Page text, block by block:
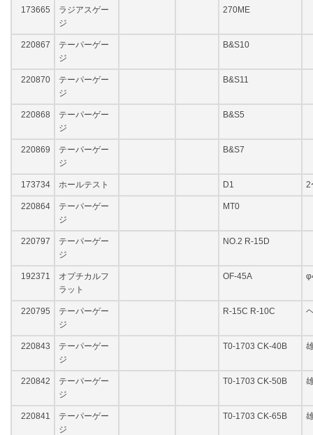
173665
ラジアスゲー
ジ
270ME
220867
テーパーゲー
ジ
B&S10
220870
テーパーゲー
ジ
B&S11
220868
テーパーゲー
ジ
B&S5
220869
テーパーゲー
ジ
B&S7
173734 ホールテスト D1 2
220864
テーパーゲー
ジ
MT0
220797
テーパーゲー
ジ
NO.2 R-15D
192371
オプチカルフ
ラット
OF-45A
220795
テーパーゲー
ジ
R-15C R-10C
220843
テーパーゲー
ジ
T0-1703 CK-40B
220842
テーパーゲー
ジ
T0-1703 CK-50B
220841
テーパーゲー
ジ
T0-1703 CK-65B